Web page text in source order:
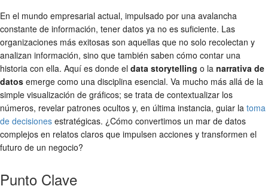
En el mundo empresarial actual, impulsado por una avalancha
constante de información, tener datos ya no es suficiente. Las
organizaciones más exitosas son aquellas que no solo recolectan y
analizan información, sino que también saben cómo contar una
historia con ella. Aquí es donde el data storytelling o la narrativa de
datos emerge como una disciplina esencial. Va mucho más allá de la
simple visualización de gráficos; se trata de contextualizar los
números, revelar patrones ocultos y, en última instancia, guiar la toma
de decisiones estratégicas. ¿Cómo convertimos un mar de datos
complejos en relatos claros que impulsen acciones y transformen el
futuro de un negocio?
Punto Clave